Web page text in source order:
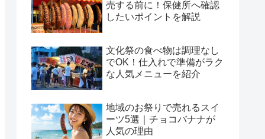
売する前に！保健所へ確認
したいポイントを解説
文化祭の食べ物は調理なし
でOK！仕入れで準備がラク
な人気メニューを紹介
地域のお祭りで売れるスイ
ーツ5選｜チョコバナナが
人気の理由